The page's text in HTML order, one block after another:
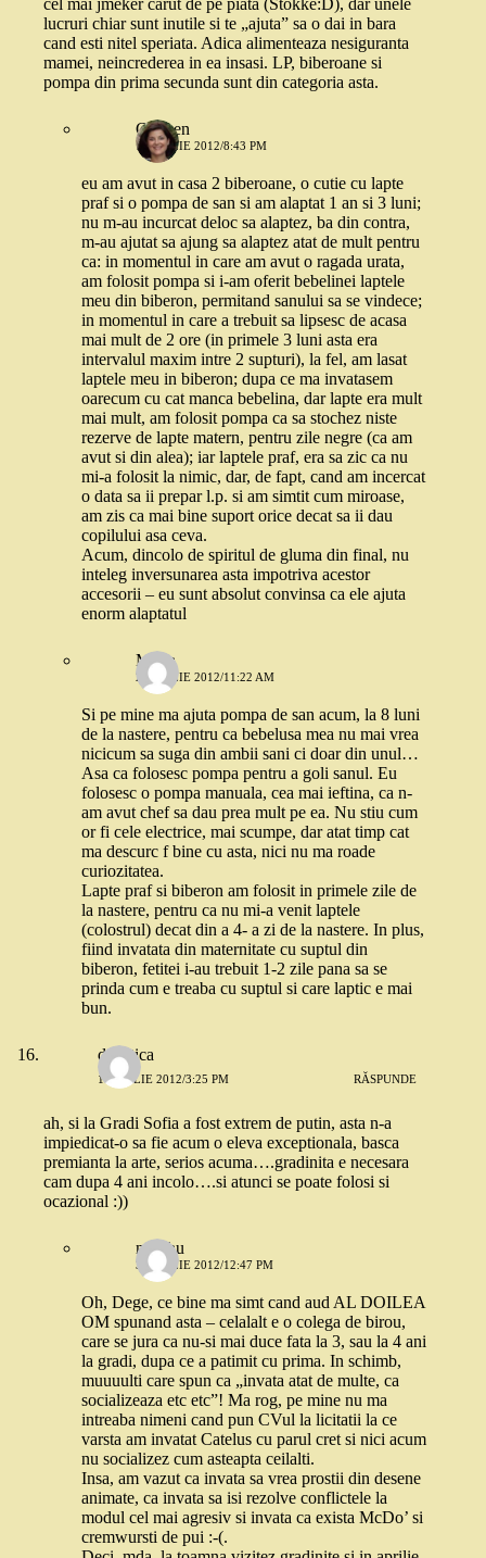
cel mai jmeker carut de pe piata (Stokke:D), dar unele
lucruri chiar sunt inutile si te „ajuta” sa o dai in bara
cand esti nitel speriata. Adica alimenteaza nesiguranta
mamei, neincrederea in ea insasi. LP, biberoane si
pompa din prima secunda sunt din categoria asta.
Carmen
1 APRILIE 2012/8:43 PM
eu am avut in casa 2 biberoane, o cutie cu lapte
praf si o pompa de san si am alaptat 1 an si 3 luni;
nu m-au incurcat deloc sa alaptez, ba din contra,
m-au ajutat sa ajung sa alaptez atat de mult pentru
ca: in momentul in care am avut o ragada urata,
am folosit pompa si i-am oferit bebelinei laptele
meu din biberon, permitand sanului sa se vindece;
in momentul in care a trebuit sa lipsesc de acasa
mai mult de 2 ore (in primele 3 luni asta era
intervalul maxim intre 2 supturi), la fel, am lasat
laptele meu in biberon; dupa ce ma invatasem
oarecum cu cat manca bebelina, dar lapte era mult
mai mult, am folosit pompa ca sa stochez niste
rezerve de lapte matern, pentru zile negre (ca am
avut si din alea); iar laptele praf, era sa zic ca nu
mi-a folosit la nimic, dar, de fapt, cand am incercat
o data sa ii prepar l.p. si am simtit cum miroase,
am zis ca mai bine suport orice decat sa ii dau
copilului asa ceva.
Acum, dincolo de spiritul de gluma din final, nu
inteleg inversunarea asta impotriva acestor
accesorii – eu sunt absolut convinsa ca ele ajuta
enorm alaptatul
Maria
2 APRILIE 2012/11:22 AM
Si pe mine ma ajuta pompa de san acum, la 8 luni
de la nastere, pentru ca bebelusa mea nu mai vrea
nicicum sa suga din ambii sani ci doar din unul…
Asa ca folosesc pompa pentru a goli sanul. Eu
folosesc o pompa manuala, cea mai ieftina, ca n-
am avut chef sa dau prea mult pe ea. Nu stiu cum
or fi cele electrice, mai scumpe, dar atat timp cat
ma descurc f bine cu asta, nici nu ma roade
curiozitatea.
Lapte praf si biberon am folosit in primele zile de
la nastere, pentru ca nu mi-a venit laptele
(colostrul) decat din a 4- a zi de la nastere. In plus,
fiind invatata din maternitate cu suptul din
biberon, fetitei i-au trebuit 1-2 zile pana sa se
prinda cum e treaba cu suptul si care laptic e mai
bun.
degetica
1 APRILIE 2012/3:25 PM RĂSPUNDE
ah, si la Gradi Sofia a fost extrem de putin, asta n-a
impiedicat-o sa fie acum o eleva exceptionala, basca
premianta la arte, serios acuma….gradinita e necesara
cam dupa 4 ani incolo….si atunci se poate folosi si
ocazional :))
nuschu
3 APRILIE 2012/12:47 PM
Oh, Dege, ce bine ma simt cand aud AL DOILEA
OM spunand asta – celalalt e o colega de birou,
care se jura ca nu-si mai duce fata la 3, sau la 4 ani
la gradi, dupa ce a patimit cu prima. In schimb,
muuuulti care spun ca „invata atat de multe, ca
socializeaza etc etc”! Ma rog, pe mine nu ma
intreaba nimeni cand pun CVul la licitatii la ce
varsta am invatat Catelus cu parul cret si nici acum
nu socializez cum asteapta ceilalti.
Insa, am vazut ca invata sa vrea prostii din desene
animate, ca invata sa isi rezolve conflictele la
modul cel mai agresiv si invata ca exista McDo’ si
cremwursti de pui :-(.